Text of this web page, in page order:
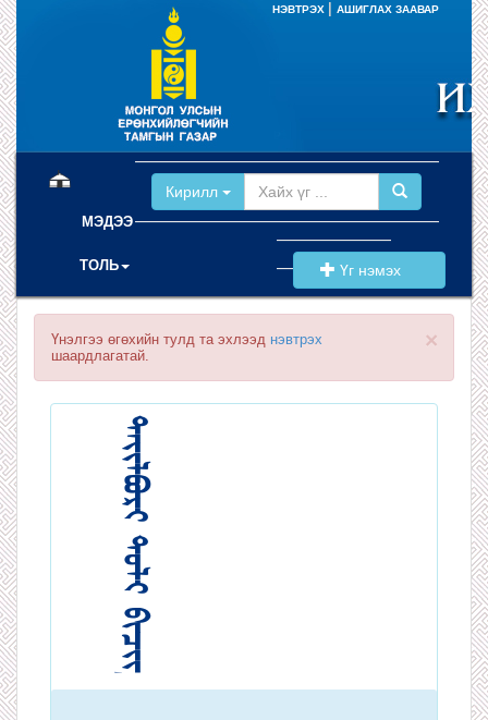
НЭВТРЭХ АШИГЛАХ ЗААВАР
МЭДЭЭ
ТОЛЬ
Кирилл
Үг нэмэх
×
Үнэлгээ өгөхийн тулд та эхлээд нэвтрэх
шаардлагатай.